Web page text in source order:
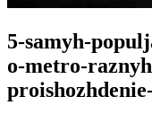
5-samyh-
o-metro-